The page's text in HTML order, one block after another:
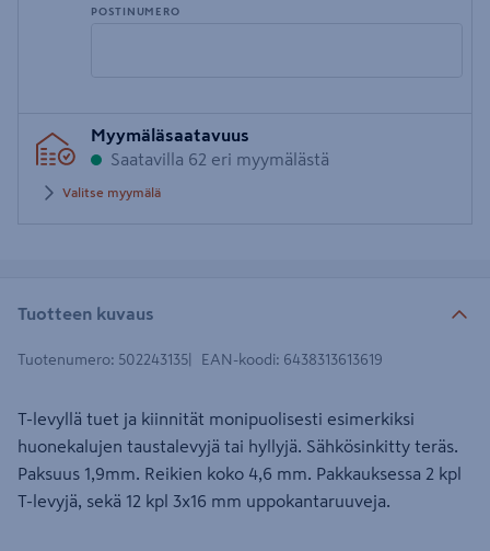
POSTINUMERO
postinumero
Myymäläsaatavuus
Saatavilla 62 eri myymälästä
Valitse myymälä
Tuotteen kuvaus
Tuotenumero: 502243135 EAN-koodi: 6438313613619
T-levyllä tuet ja kiinnität monipuolisesti esimerkiksi
huonekalujen taustalevyjä tai hyllyjä. Sähkösinkitty teräs.
Paksuus 1,9mm. Reikien koko 4,6 mm. Pakkauksessa 2 kpl
T-levyjä, sekä 12 kpl 3x16 mm uppokantaruuveja.